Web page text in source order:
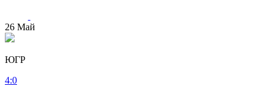
26 Май
ЮГР
4:0